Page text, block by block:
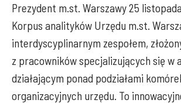
wpisu:
Prezydent m.st. Warszawy 25
Korpus analityków Urzędu m.st.
interdyscyplinarnym zespołem,
z pracowników specjalizujących się w
działającym ponad podziałami
organizacyjnych urzędu. To